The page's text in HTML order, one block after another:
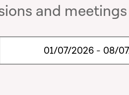
and meetings